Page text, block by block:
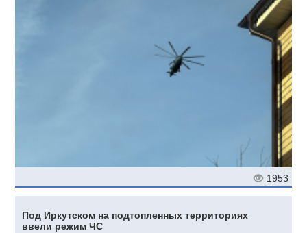
1953
Под Иркутском на подтопленных территориях
ввели режим ЧС